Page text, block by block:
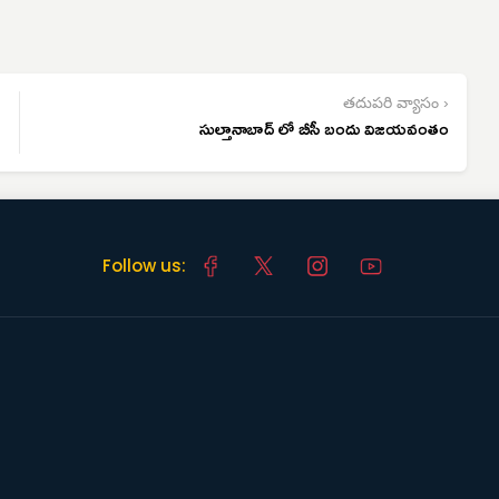
తదుపరి వ్యాసం ›
సుల్తానాబాద్ లో బీసీ బందు విజయవంతం
Follow us: